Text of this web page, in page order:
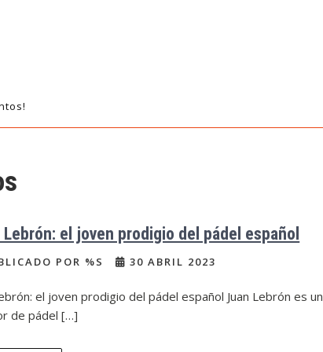
el joven prodigio del pádel español
POR %S 30 ABRIL 2023
el joven prodigio del pádel español Juan Lebrón es un
de pádel […]